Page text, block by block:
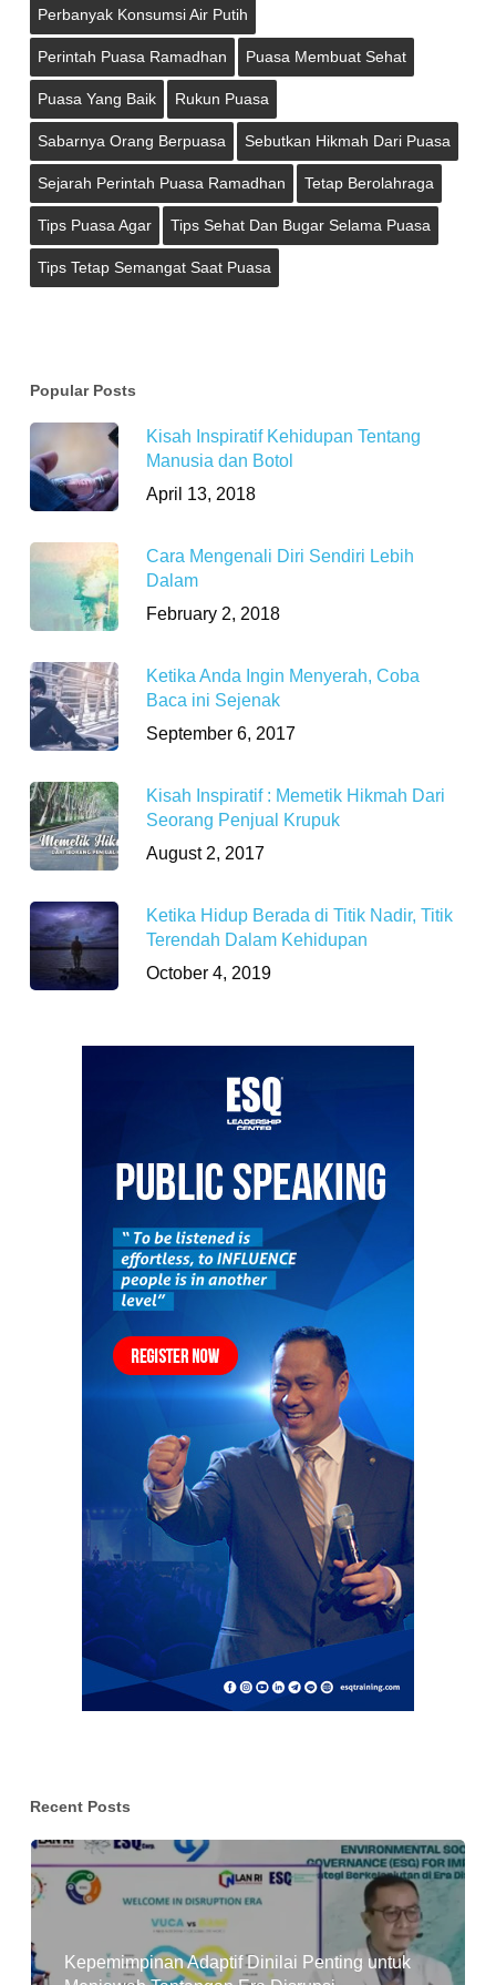
Perbanyak Konsumsi Air Putih
Perintah Puasa Ramadhan Puasa Membuat Sehat
Puasa Yang Baik Rukun Puasa
Sabarnya Orang Berpuasa Sebutkan Hikmah Dari Puasa
Sejarah Perintah Puasa Ramadhan Tetap Berolahraga
Tips Puasa Agar Tips Sehat Dan Bugar Selama Puasa
Tips Tetap Semangat Saat Puasa
Popular Posts
Kisah Inspiratif Kehidupan Tentang
Manusia dan Botol
April 13, 2018
Cara Mengenali Diri Sendiri Lebih
Dalam
February 2, 2018
Ketika Anda Ingin Menyerah, Coba
Baca ini Sejenak
September 6, 2017
Kisah Inspiratif : Memetik Hikmah Dari
Seorang Penjual Krupuk
August 2, 2017
Ketika Hidup Berada di Titik Nadir, Titik
Terendah Dalam Kehidupan
October 4, 2019
Recent Posts
Kepemimpinan Adaptif Dinilai Penting untuk